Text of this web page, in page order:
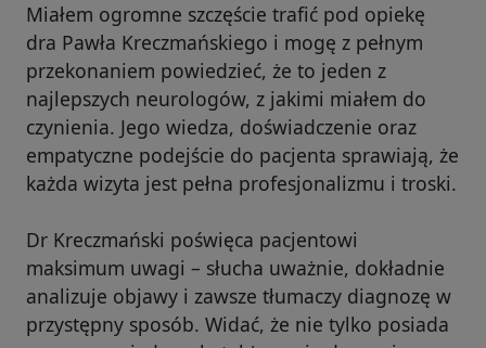
Miałem ogromne szczęście trafić pod opiekę
dra Pawła Kreczmańskiego i mogę z pełnym
przekonaniem powiedzieć, że to jeden z
najlepszych neurologów, z jakimi miałem do
czynienia. Jego wiedza, doświadczenie oraz
empatyczne podejście do pacjenta sprawiają, że
każda wizyta jest pełna profesjonalizmu i troski.
Dr Kreczmański poświęca pacjentowi
maksimum uwagi – słucha uważnie, dokładnie
analizuje objawy i zawsze tłumaczy diagnozę w
przystępny sposób. Widać, że nie tylko posiada